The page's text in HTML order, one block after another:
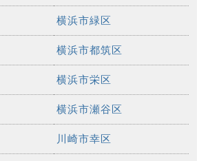
横浜市緑区
横浜市都筑区
横浜市栄区
横浜市瀬谷区
川崎市幸区